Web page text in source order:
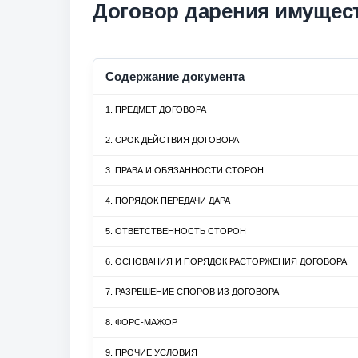
Договор дарения
Содержание документа
1. ПРЕДМЕТ ДОГОВОРА
2. СРОК ДЕЙСТВИЯ ДОГОВОРА
3. ПРАВА И ОБЯЗАННОСТИ СТОРОН
4. ПОРЯДОК ПЕРЕДАЧИ ДАРА
5. ОТВЕТСТВЕННОСТЬ СТОРОН
6. ОСНОВАНИЯ И ПОРЯДОК РАСТОРЖЕНИЯ ДОГОВОРА
7. РАЗРЕШЕНИЕ СПОРОВ ИЗ ДОГОВОРА
8. ФОРС-МАЖОР
9. ПРОЧИЕ УСЛОВИЯ